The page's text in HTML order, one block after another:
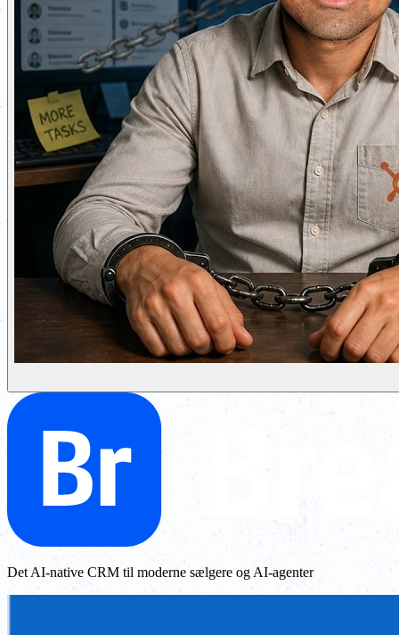
Det AI-native CRM til moderne sælgere og AI-agenter